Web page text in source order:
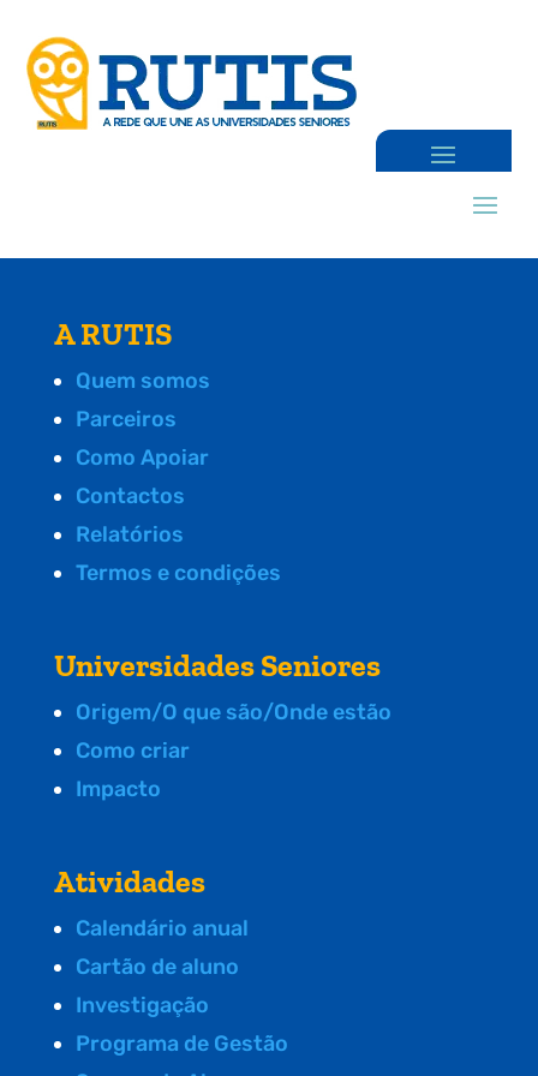
A RUTIS
Quem somos
Parceiros
Como Apoiar
Contactos
Relatórios
Termos e condições
Universidades Seniores
Origem/O que são/Onde estão
Como criar
Impacto
Atividades
Calendário anual
Cartão de aluno
Investigação
Programa de Gestão